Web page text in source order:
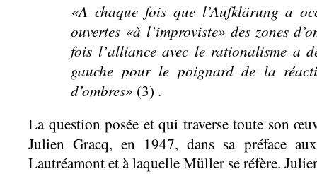
«A chaque fois que l’Aufklärung a
ouvertes «à l’improviste» des zones
fois l’alliance avec le rationalisme a
gauche pour le poignard de la
d’ombres» (3) .
La question posée et qui traverse toute son
Julien Gracq, en 1947, dans sa préface
Lautréamont et à laquelle Müller se réfère.